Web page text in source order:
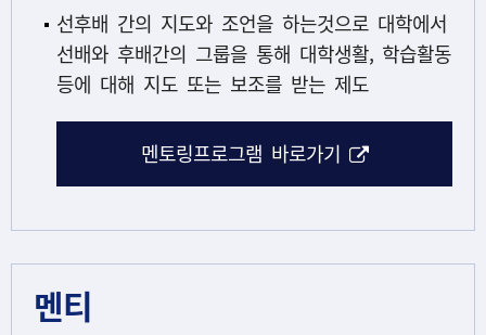
선후배 간의 지도와 조언을 하는것으로 대학에서
선배와 후배간의 그룹을 통해 대학생활, 학습활동
등에 대해 지도 또는 보조를 받는 제도
멘토링프로그램 바로가기
멘티